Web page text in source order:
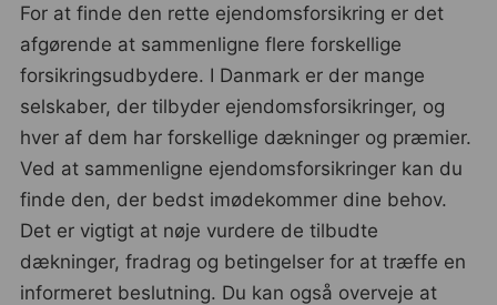
For at finde den rette ejendomsforsikring er det
afgørende at sammenligne flere forskellige
forsikringsudbydere. I Danmark er der mange
selskaber, der tilbyder ejendomsforsikringer, og
hver af dem har forskellige dækninger og præmier.
Ved at sammenligne ejendomsforsikringer kan du
finde den, der bedst imødekommer dine behov.
Det er vigtigt at nøje vurdere de tilbudte
dækninger, fradrag og betingelser for at træffe en
informeret beslutning. Du kan også overveje at